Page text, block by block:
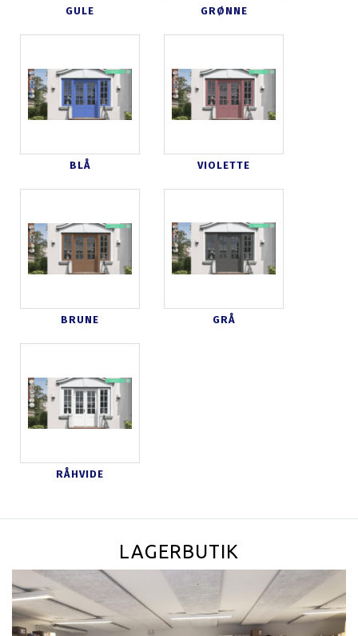
GULE GRØNNE
BLÅ VIOLETTE
BRUNE GRÅ
RÅHVIDE
LAGERBUTIK